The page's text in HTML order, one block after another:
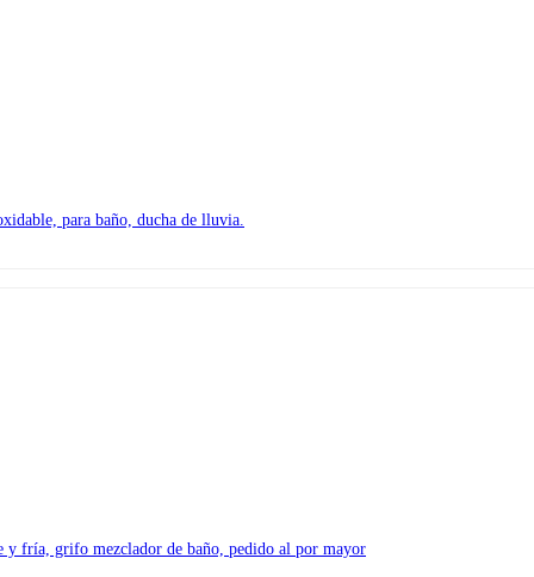
para baño, ducha de lluvia.
y fría, grifo mezclador de baño, pedido al por mayor